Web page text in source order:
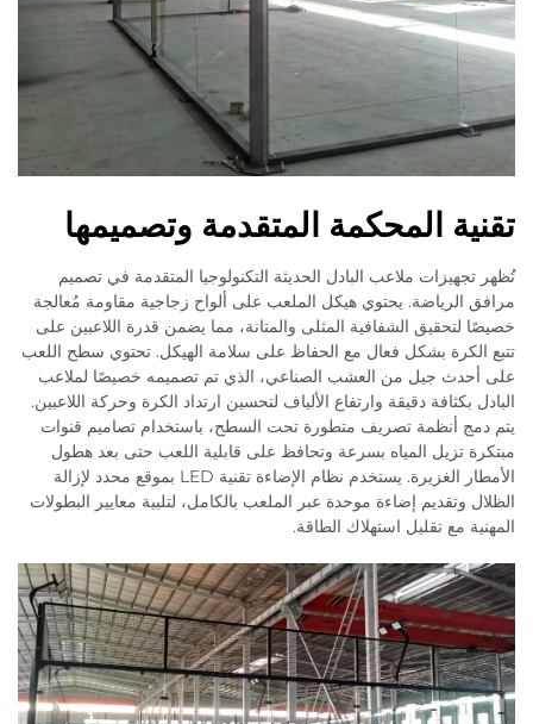
تقنية المحكمة المتقدمة وتصميمها
تُظهر تجهيزات ملاعب البادل الحديثة التكنولوجيا المتقدمة في تصميم
مرافق الرياضة. يحتوي هيكل الملعب على ألواح زجاجية مقاومة مُعالجة
خصيصًا لتحقيق الشفافية المثلى والمتانة، مما يضمن قدرة اللاعبين على
تتبع الكرة بشكل فعال مع الحفاظ على سلامة الهيكل. تحتوي سطح اللعب
على أحدث جيل من العشب الصناعي، الذي تم تصميمه خصيصًا لملاعب
البادل بكثافة دقيقة وارتفاع الألياف لتحسين ارتداد الكرة وحركة اللاعبين.
يتم دمج أنظمة تصريف متطورة تحت السطح، باستخدام تصاميم قنوات
مبتكرة تزيل المياه بسرعة وتحافظ على قابلية اللعب حتى بعد هطول
الأمطار الغزيرة. يستخدم نظام الإضاءة تقنية LED بموقع محدد لإزالة
الظلال وتقديم إضاءة موحدة عبر الملعب بالكامل، لتلبية معايير البطولات
المهنية مع تقليل استهلاك الطاقة.